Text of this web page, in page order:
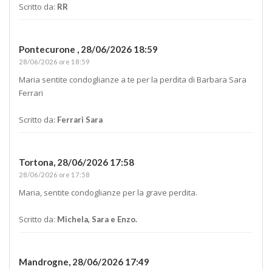
Scritto da: RR
Pontecurone , 28/06/2026 18:59
28/06/2026 ore 18:59
Maria sentite condoglianze a te per la perdita di Barbara Sara
Ferrari
Scritto da: Ferrari Sara
Tortona, 28/06/2026 17:58
28/06/2026 ore 17:58
Maria, sentite condoglianze per la grave perdita.
Scritto da: Michela, Sara e Enzo.
Mandrogne, 28/06/2026 17:49